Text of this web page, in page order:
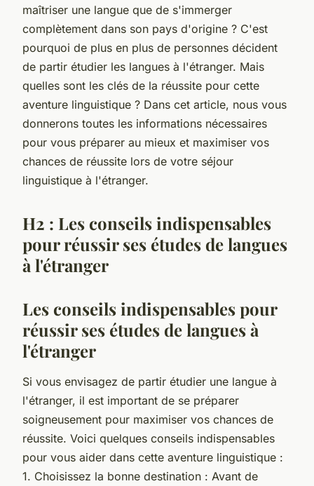
maîtriser une langue que de s'immerger
complètement dans son pays d'origine ? C'est
pourquoi de plus en plus de personnes décident
de partir étudier les langues à l'étranger. Mais
quelles sont les clés de la réussite pour cette
aventure linguistique ? Dans cet article, nous vous
donnerons toutes les informations nécessaires
pour vous préparer au mieux et maximiser vos
chances de réussite lors de votre séjour
linguistique à l'étranger.
H2 : Les conseils indispensables
pour réussir ses études de langues
à l'étranger
Les conseils indispensables pour
réussir ses études de langues à
l'étranger
Si vous envisagez de partir étudier une langue à
l'étranger, il est important de se préparer
soigneusement pour maximiser vos chances de
réussite. Voici quelques conseils indispensables
pour vous aider dans cette aventure linguistique :
1. Choisissez la bonne destination : Avant de